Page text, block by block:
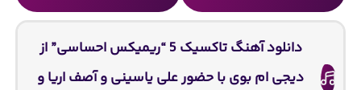
دانلود آهنگ تاکسیک 5 “ریمیکس احساسی” از
دیجی ام بوی با حضور علی یاسینی و آصف اریا و